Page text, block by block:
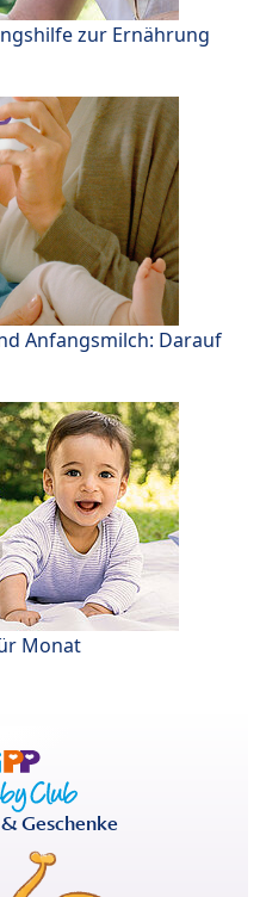
zur Ernährung
Anfangsmilch: Darauf
Monat
Geschenke